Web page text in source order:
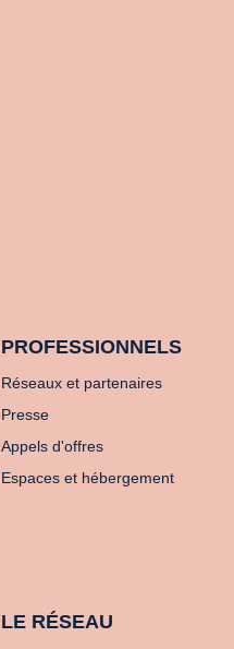
PROFESSIONNELS
Réseaux et partenaires
Presse
Appels d'offres
Espaces et hébergement
LE RÉSEAU